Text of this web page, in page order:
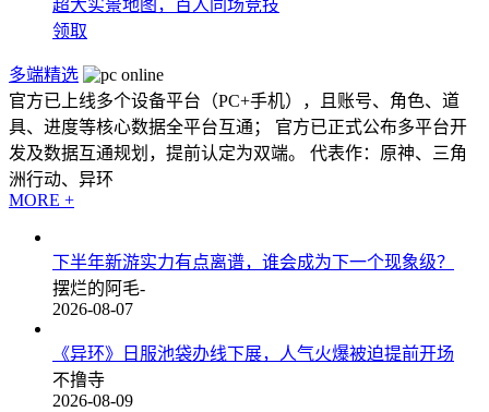
超大实景地图，百人同场竞技
领取
多端精选
官方已上线多个设备平台（PC+手机），且账号、角色、道
具、进度等核心数据全平台互通； 官方已正式公布多平台开
发及数据互通规划，提前认定为双端。 代表作：原神、三角
洲行动、异环
MORE +
下半年新游实力有点离谱，谁会成为下一个现象级？
摆烂的阿毛-
2026-08-07
《异环》日服池袋办线下展，人气火爆被迫提前开场
不撸寺
2026-08-09